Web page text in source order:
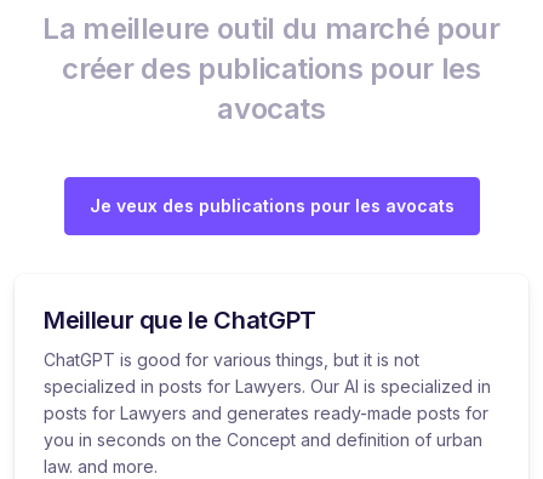
La meilleure outil du marché pour
créer des publications pour les
avocats
Je veux des publications pour les avocats
Meilleur que le ChatGPT
ChatGPT is good for various things, but it is not
specialized in posts for Lawyers. Our AI is specialized in
posts for Lawyers and generates ready-made posts for
you in seconds on the Concept and definition of urban
law. and more.